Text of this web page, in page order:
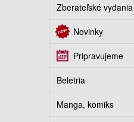
Zberateľské vydania
Novinky
Pripravujeme
Beletria
Manga, komiks